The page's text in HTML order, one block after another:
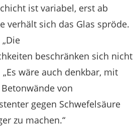
ist variabel, erst ab
verhält sich das Glas spröde.
beschränken sich nicht
wäre auch denkbar, mit
von
gegen Schwefelsäure
zu machen.“